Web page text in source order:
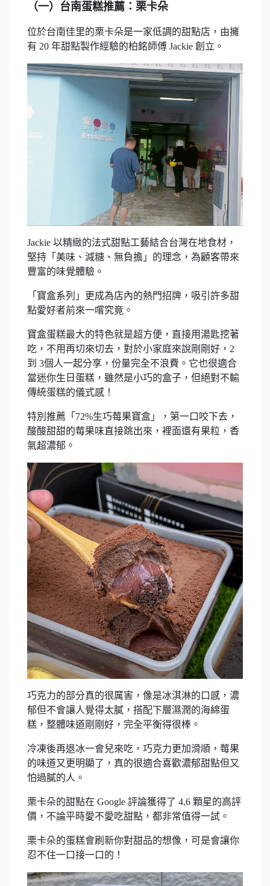
（一）台南蛋糕推薦：栗卡朵
位於台南佳里的栗卡朵是一家低調的甜點店，由擁
有 20 年甜點製作經驗的柏銘師傅 Jackie 創立。
Jackie 以精緻的法式甜點工藝結合台灣在地食材，
堅持「美味、減糖、無負擔」的理念，為顧客帶來
豐富的味覺體驗。
「寶盒系列」更成為店內的熱門招牌，吸引許多甜
點愛好者前來一嚐究竟。
寶盒蛋糕最大的特色就是超方便，直接用湯匙挖著
吃，不用再切來切去，對於小家庭來說剛剛好，2
到 3個人一起分享，份量完全不浪費。它也很適合
當迷你生日蛋糕，雖然是小巧的盒子，但絕對不輸
傳統蛋糕的儀式感！
特別推薦「72%生巧莓果寶盒」，第一口咬下去，
酸酸甜甜的莓果味直接跳出來，裡面還有果粒，香
氣超濃郁。
巧克力的部分真的很厲害，像是冰淇淋的口感，濃
郁但不會讓人覺得太膩，搭配下層濕潤的海綿蛋
糕，整體味道剛剛好，完全平衡得很棒。
冷凍後再退冰一會兒來吃，巧克力更加滑順，莓果
的味道又更明顯了，真的很適合喜歡濃郁甜點但又
怕過膩的人。
栗卡朵的甜點在 Google 評論獲得了 4.6 顆星的高評
價，不論平時愛不愛吃甜點，都非常值得一試。
栗卡朵的蛋糕會刷新你對甜品的想像，可是會讓你
忍不住一口接一口的！